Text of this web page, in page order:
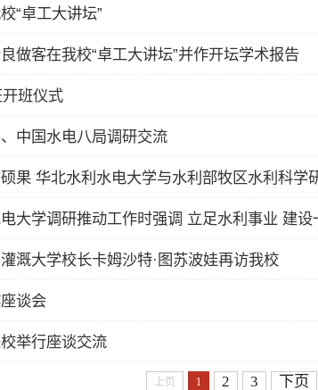
“卓工大讲坛”
做客在我校“卓工大讲坛”并作开坛学术报告
班仪式
中国水电八局调研交流
溉大学校长卡姆沙特·图苏波娃再访我校
谈会
举行座谈交流
上页 1 2 3 下页